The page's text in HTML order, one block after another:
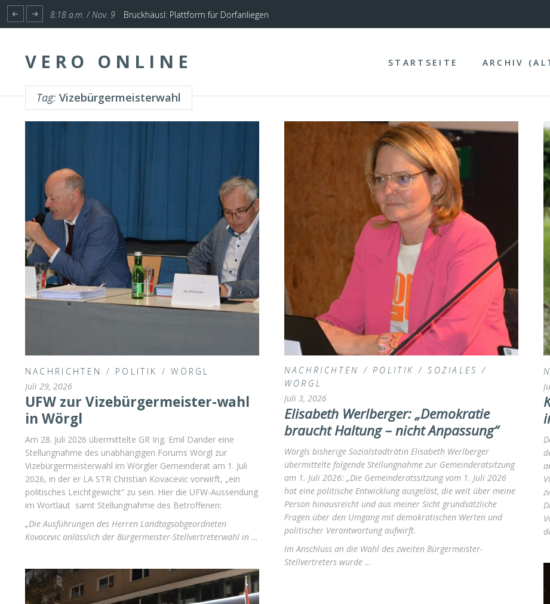
1:17 p.m. / Nov. 4 Start für Planung Hochwasserschutz Unterinntal
VERO ONLINE STARTSEITE ARCHIV
Tag: Vizebürgermeisterwahl
NACHRICHTEN / POLITIK /WÖRGL
Juli 29, 2026
UFW zur Vizebürgermeister-wahl
in Wörgl
Am 28. Juli 2026 übermittelte GR Ing. Emil Dander eine
Stellungnahme des unabhängigen Forums Wörgl zur
Vizebürgermeisterwahl im Wörgler Gemeinderat am 1. Juli
2026, in der er LA STR Christian Kovacevic vorwirft, „ein
politisches Leichtgewicht“ zu sein. Hier die UFW-Aussendung
im Wortlaut samt Stellungnahme des Betroffenen:
„Die Ausführungen des Herren Landtagsabgeordneten
Kovacevic anlässlich der Bürgermeister-Stellvertreterwahl in …
NACHRICHTEN /POLITIK /SOZIALES /
WÖRGL
Juli 3, 2026
Elisabeth Werlberger: „Demokratie
braucht Haltung – nicht Anpassung“
Wörgls bisherige Sozialstadträtin Elisabeth Werlberger
übermittelte folgende Stellungnahme zur Gemeinderatsitzung
am 1. Juli 2026: „Die Gemeinderatssitzung vom 1. Juli 2026
hat eine politische Entwicklung ausgelöst, die weit über meine
Person hinausreicht und aus meiner Sicht grundsätzliche
Fragen über den Umgang mit demokratischen Werten und
politischer Verantwortung aufwirft.
Im Anschluss an die Wahl des zweiten Bürgermeister-
Stellvertreters wurde …